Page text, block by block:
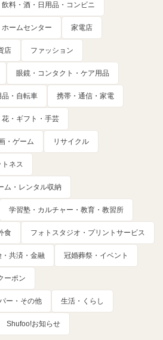
料・酒・日用品・コンビニ
ホームセンター 家電店
店 ファッション
眼鏡・コンタクト・ケア用品
品・自転車 携帯・通信・家電
花・ギフト・手芸
・ゲーム リサイクル
ネス
ム・レンタル収納
学習塾・カルチャー・教育・教習所
食 フォトスタジオ・プリントサービス
・共済・金融 冠婚葬祭・イベント
ーポン
ー・その他 生活・くらし
Shufoo!お知らせ